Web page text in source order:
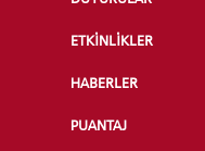
ETKİNLİKLER
HABERLER
PUANTAJ